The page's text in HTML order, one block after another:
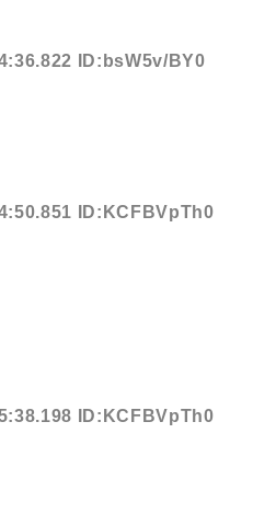
ID:bsW5v/BY0
ID:KCFBVpTh0
ID:KCFBVpTh0